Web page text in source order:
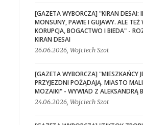
[GAZETA WYBORCZA] "KIRAN DESAI:
MONSUNY, PAWIE I GUJAWY. ALE TEŻ
KORUPCJA, BOGACTWO I BIEDA" -
KIRAN DESAI
26.06.2026, Wojciech Szot
[GAZETA WYBORCZA] "MIESZKAŃCY
PRZYJEZDNI POŻĄDAJĄ. MIASTO
MOZAIKI" - WYWIAD Z ALEKSANDRĄ
24.06.2026, Wojciech Szot